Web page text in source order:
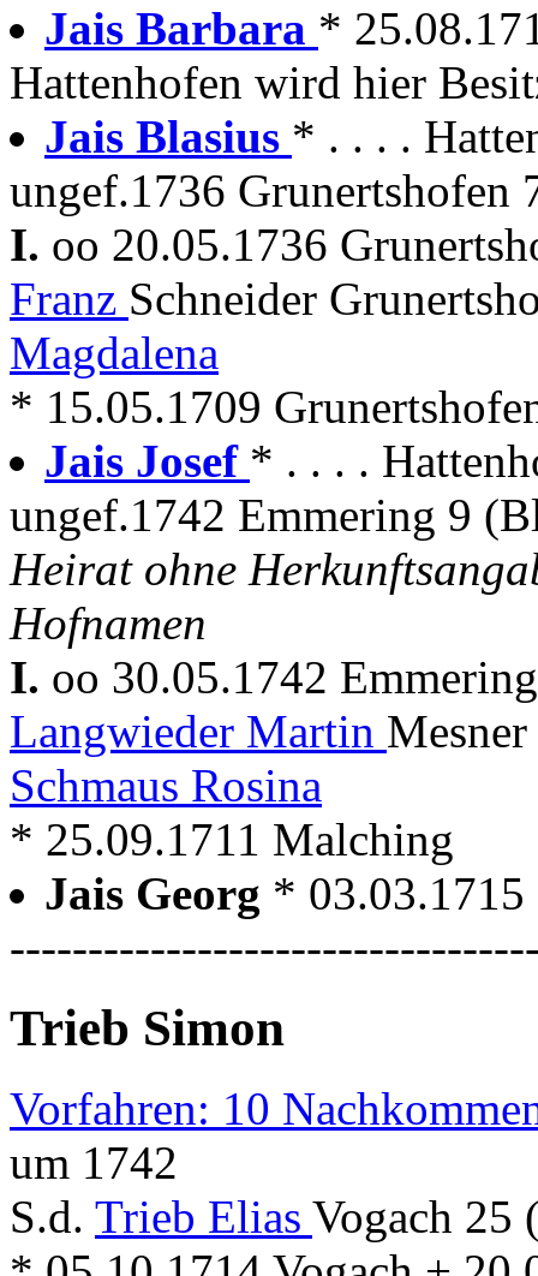
Jais Barbara *
Hattenhofen wird hier
Jais Blasius * . . . .
ungef.1736 Grunertshofen
I. oo 20.05.1736
Franz Schneider
Magdalena
* 15.05.1709
Jais Josef * . . . .
ungef.1742 Emmering 9
Heirat ohne
Hofnamen
I. oo 30.05.1742
Langwieder Martin
Schmaus Rosina
* 25.09.1711 Malching
Jais Georg * 03.03.1715
Trieb Simon
Vorfahren: 10
um 1742
S.d. Trieb Elias Vogach 25